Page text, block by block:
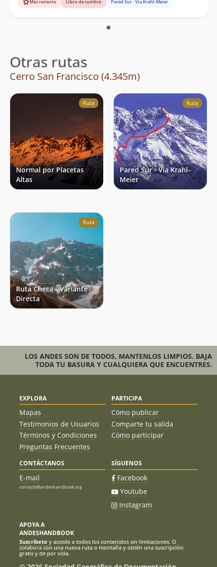
Más reciente Libro de cumbre Pared Sur - Via Krahl-Meier
Otras rutas
Cerro San Francisco (4.345m)
Ruta
Normal por Placetas
Altas
Ruta
Pared Sur - Via Krahl-
Meier
Ruta
Ruta Checa - Variante
Directa
LOS ANDES SON DE TODOS, MANTENLOS LIMPIOS. BAJA
TODA TU BASURA Y CUALQUIERA QUE ENCUENTRES.
EXPLORA
Mapas
Testimonios de Usuarios
Términos y Condiciones
Preguntas Frecuentes
PARTICIPA
Cómo publicar
Comparte tu salida
Cómo participar
CONTÁCTANOS
E-mail
contacto@andeshandbook.org
SÍGUENOS
Facebook
Youtube
Instagram
APOYA A
ANDESHANDBOOK
Suscríbete y accede a todos los contenidos sin limitaciones. O
colabora con una nueva ruta o montaña y obtén una suscripción
gratis y de por vida.